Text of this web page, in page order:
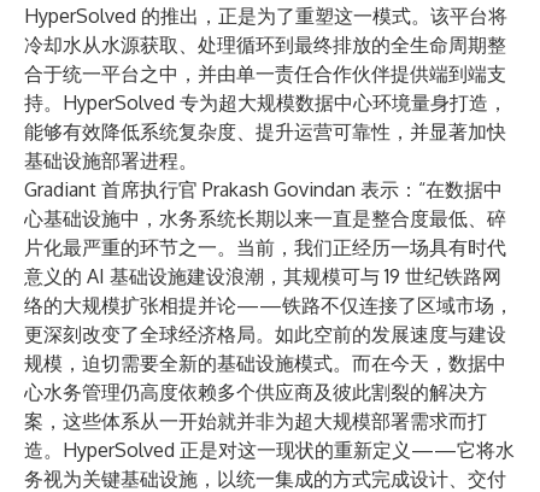
HyperSolved 的推出，正是为了重塑这一模式。该平台将
冷却水从水源获取、处理循环到最终排放的全生命周期整
合于统一平台之中，并由单一责任合作伙伴提供端到端支
持。HyperSolved 专为超大规模数据中心环境量身打造，
能够有效降低系统复杂度、提升运营可靠性，并显著加快
基础设施部署进程。
Gradiant 首席执行官 Prakash Govindan 表示：“在数据中
心基础设施中，水务系统长期以来一直是整合度最低、碎
片化最严重的环节之一。当前，我们正经历一场具有时代
意义的 AI 基础设施建设浪潮，其规模可与 19 世纪铁路网
络的大规模扩张相提并论——铁路不仅连接了区域市场，
更深刻改变了全球经济格局。如此空前的发展速度与建设
规模，迫切需要全新的基础设施模式。而在今天，数据中
心水务管理仍高度依赖多个供应商及彼此割裂的解决方
案，这些体系从一开始就并非为超大规模部署需求而打
造。HyperSolved 正是对这一现状的重新定义——它将水
务视为关键基础设施，以统一集成的方式完成设计、交付